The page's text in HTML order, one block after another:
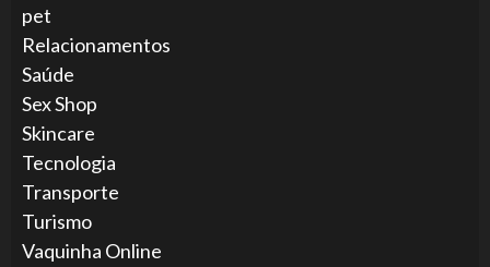
pet
Relacionamentos
Saúde
Sex Shop
Skincare
Tecnologia
Transporte
Turismo
Vaquinha Online